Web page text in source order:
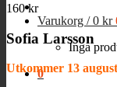
Varukorg /0 kr
Inga
0
160kr
Sofia Larsson
Utkommer 13